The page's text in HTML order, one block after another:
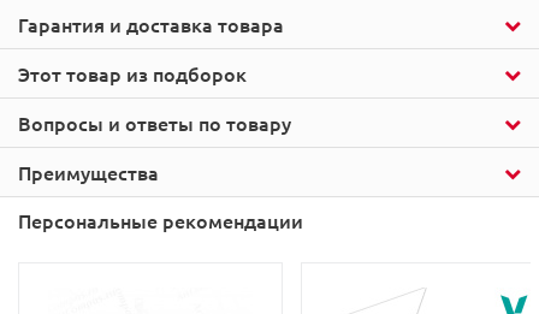
Этот товар из подборок
Гарантия и доставка товара
Вопросы и ответы по товару
Преимущества
Персональные рекомендации